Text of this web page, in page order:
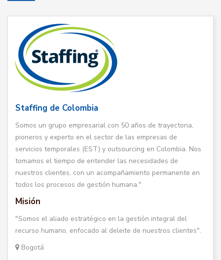
Staffing de Colombia
Somos un grupo empresarial con 50 años de trayectoria,
pioneros y experto en el sector de las empresas de
servicios temporales (EST) y outsourcing en Colombia. Nos
tomamos el tiempo de entender las necesidades de
nuestros clientes, con un acompañamiento permanente en
todos los procesos de gestión humana."
Misión
"Somos el aliado estratégico en la gestión integral del
recurso humano, enfocado al deleite de nuestros clientes".
Bogotá